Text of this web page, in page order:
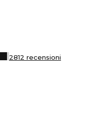
2812 recensioni